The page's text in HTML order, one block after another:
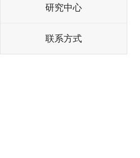
研究中心
联系方式